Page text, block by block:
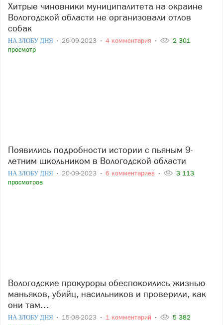
Хитрые чиновники муниципалитета на окраине
Вологодской области не организовали отлов
собак
НА ЗЛОБУ ДНЯ 26-09-2023 4 комментария
2 301
просмотр
Появились подробности истории с пьяным 9-
летним школьником в Вологодской области
НА ЗЛОБУ ДНЯ 20-09-2023 6 комментариев
3 113
просмотров
Вологодские прокуроры обеспокоились жизнью
маньяков, убийц, насильников и проверили, как
они там…
НА ЗЛОБУ ДНЯ 15-08-2023 1 комментарий
5 382